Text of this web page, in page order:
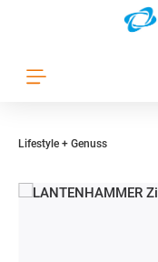
Zum Hauptinhalt springen
Lifestyle + Genuss